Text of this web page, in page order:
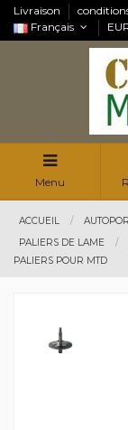
Livraison
Français
Menu
ACCUEIL
PALIERS DE LAME
PALIERS POUR MTD